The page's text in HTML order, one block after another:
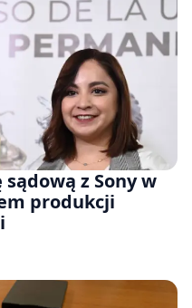
z Sony w
produkcji